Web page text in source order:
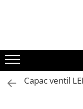
ACCESORII AUTO
Abtibild / Sticker Auto
Baby on Board
Capac ventil